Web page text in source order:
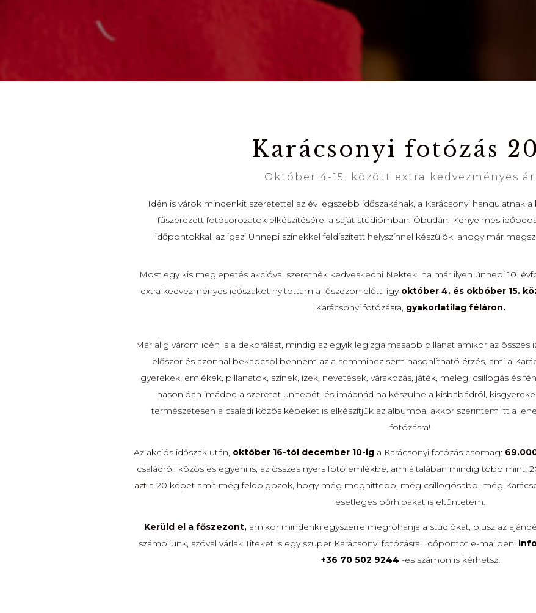
Karácsonyi fotózás
Október 4-15. között extra kedvezményes
Idén is várok mindenkit szeretettel az év legszebb időszakának, a Karácsonyi hangulatnak
fűszerezett fotósorozatok elkészítésére, a saját stúdiómban, Óbudán. Kényelmes
időpontokkal, az igazi Ünnepi színekkel feldíszített helyszínnel készülök, ahogy már
Most egy kis meglepetés akcióval szeretnék kedveskedni Nektek, ha már ilyen ünnepi 10.
extra kedvezményes időszakot nyitottam a főszezon előtt, így október 4. és okbóber 15.
Karácsonyi fotózásra, gyakorlatilag féláron.
Már alig várom idén is a dekorálást, mindig az egyik legizgalmasabb pillanat amikor az összes
először és azonnal bekapcsol bennem az a semmihez sem hasonlítható érzés, ami a
gyerekek, emlékek, pillanatok, színek, ízek, nevetések, várakozás, játék, meleg, csillogás és
hasonlóan imádod a szeretet ünnepét, és imádnád ha készülne a kisbabádról,
természetesen a családi közös képeket is elkészítjük az albumba, akkor szerintem itt a
fotózásra!
Az akciós időszak után, október 16-tól december 10-ig a Karácsonyi fotózás csomag:
családról, közös és egyéni is, az összes nyers fotó emlékbe, ami általában mindig több mint,
azt a 20 képet amit még feldolgozok, hogy még meghittebb, még csillogósabb, még
esetleges bőrhibákat is eltüntetem.
Kerüld el a főszezont,amikor mindenki egyszerre megrohanja a stúdiókat, plusz az
számoljunk, szóval várlak Titeket is egy szuper Karácsonyi fotózásra! Időpontot e-mailben:
+36 70 502 9244 -es számon is kérhetsz!